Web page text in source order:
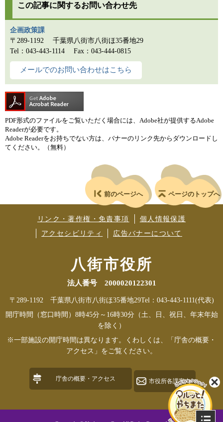
この記事に関するお問い合わせ先
企画政策課
〒289-1192
千葉県八街市八街ほ35番地29
Tel：043-443-1114
Fax：043-444-0815
メールでのお問い合わせはこちら
PDF形式のファイルをご覧いただく場合には、Adobe社が提供するAdobe
Readerが必要です。
Adobe Readerをお持ちでない方は、バナーのリンク先からダウンロードし
てください。（無料）
前のページへ ページのトップへ
リンク・著作権・免責事項
個人情報保護
アクセシビリティ
広告バナーについて
八街市役所
法人番号 2000020122301
〒289-1192 千葉県八街市八街ほ35番地29Tel：043-443-1111(代表)
開庁時間（窓口時間）8時45分～16時30分（土、日、祝日、年末年始
を除く）
※一部施設の開庁時間は異なります。くわしくは、「庁舎の概要・
アクセス」をご覧ください。
庁舎の概要・アクセス 市役所各課案内